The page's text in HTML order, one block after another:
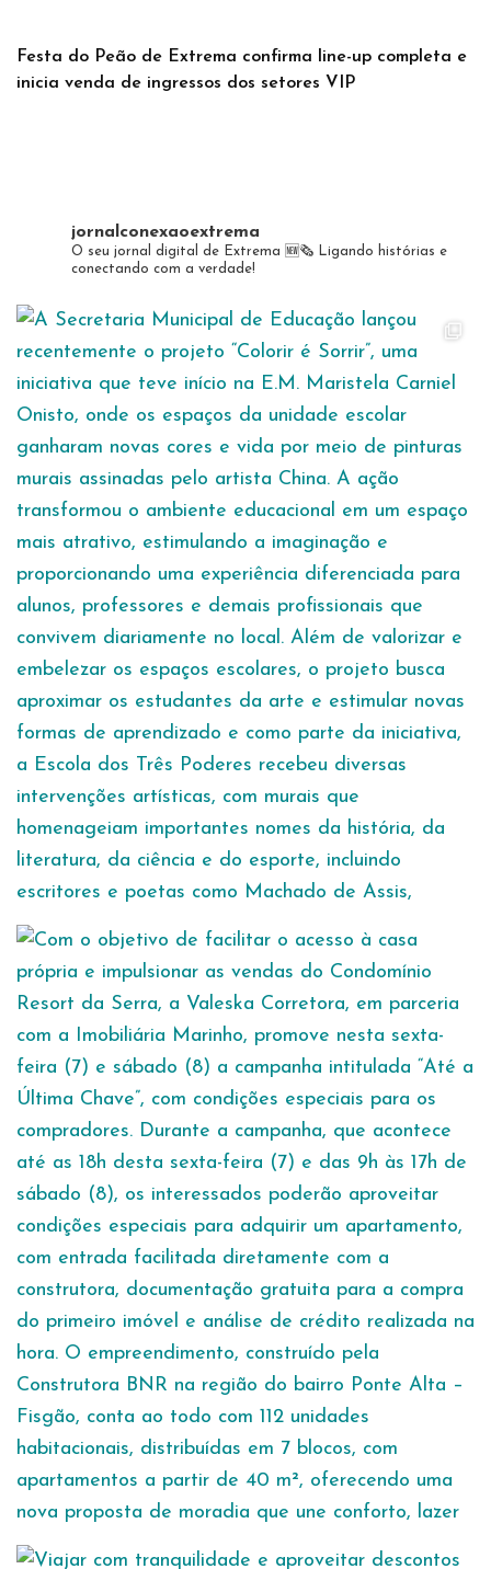
Festa do Peão de Extrema confirma line-up completa e
inicia venda de ingressos dos setores VIP
jornalconexaoextrema
O seu jornal digital de Extrema 🆕️🗞 Ligando histórias e
conectando com a verdade!